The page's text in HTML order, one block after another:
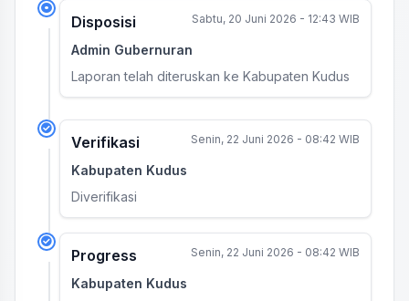
Disposisi Sabtu, 20 Juni 2026 - 12:43 WIB
Admin Gubernuran
Laporan telah diteruskan ke Kabupaten Kudus
Verifikasi Senin, 22 Juni 2026 - 08:42 WIB
Kabupaten Kudus
Diverifikasi
Progress Senin, 22 Juni 2026 - 08:42 WIB
Kabupaten Kudus